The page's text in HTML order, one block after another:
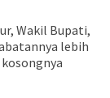
Wakil Bupati,
lebih